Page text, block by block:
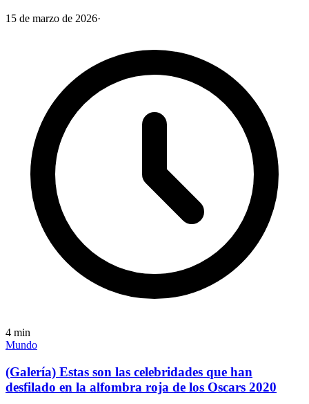
15 de marzo de 2026·
4 min
Mundo
(Galería) Estas son las celebridades que han
desfilado en la alfombra roja de los Oscars 2020